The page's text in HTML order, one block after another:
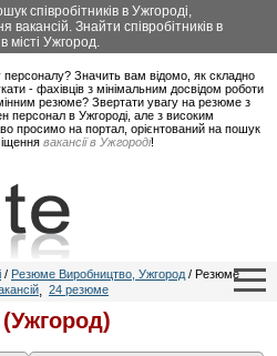
співробітників в Ужгороді,
Знайти співробітників в
місті Ужгород.
Значить вам відомо, як складно
- фахівців з мінімальним досвідом роботи
резюме? Звертати увагу на резюме з
персонал в Ужгороді, але з високим
просимо на портал, орієнтований на пошук
вакансії в Ужгороді!
/ Резюме Виробництво, Ужгород / Резюме
, 24 резюме